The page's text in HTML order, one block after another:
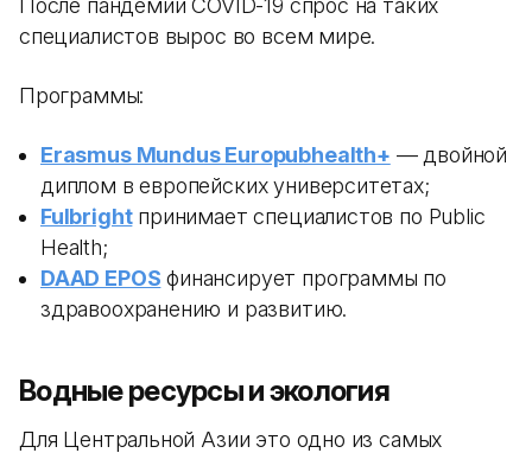
После пандемии COVID-19 спрос на таких
специалистов вырос во всем мире.
Программы:
Erasmus Mundus Europubhealth+ — двойной
диплом в европейских университетах;
Fulbrightпринимает специалистов по Public
Health;
DAAD EPOS финансирует программы по
здравоохранению и развитию.
Водные ресурсы и экология
Для Центральной Азии это одно из самых